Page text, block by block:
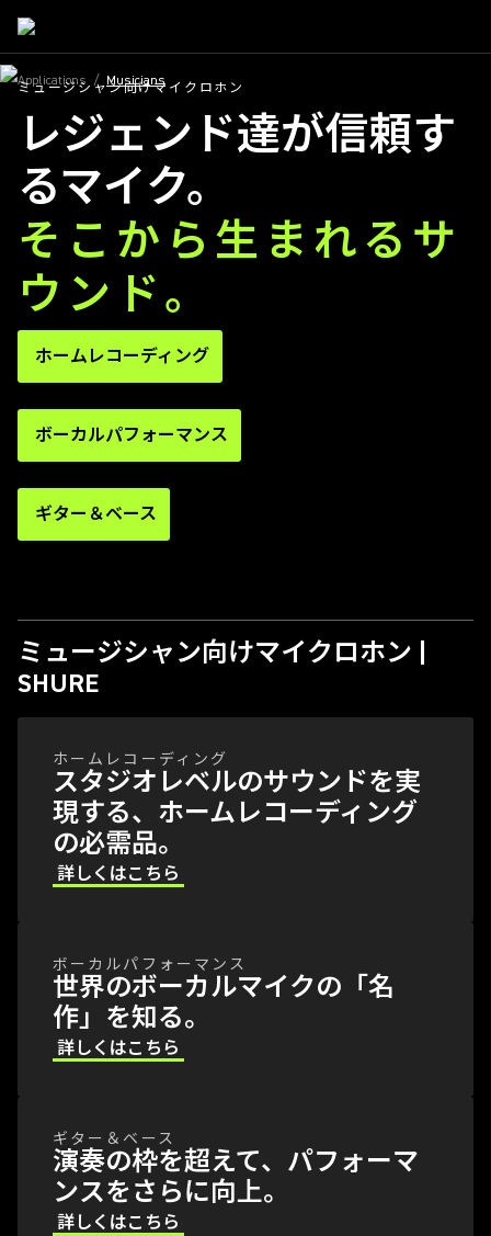
Applications / Musicians
ミュージシャン向けマイクロホン
レジェンド達が信頼す
るマイク。
そこから生まれるサ
ウンド。
ホームレコーディング
ボーカルパフォーマンス
ギター＆ベース
ミュージシャン向けマイクロホン |
SHURE
ホームレコーディング
スタジオレベルのサウンドを実
現する、ホームレコーディング
の必需品。
詳しくはこちら
ボーカルパフォーマンス
世界のボーカルマイクの「名
作」を知る。
詳しくはこちら
ギター＆ベース
演奏の枠を超えて、パフォーマ
ンスをさらに向上。
詳しくはこちら